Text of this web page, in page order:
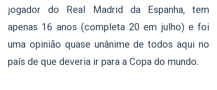
jogador do Real Madrid da Espanha, tem
apenas 16 anos (completa 20 em julho) e foi
uma opinião quase unânime de todos aqui no
país de que deveria ir para a Copa do mundo.